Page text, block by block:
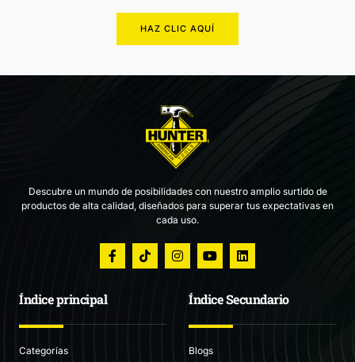
HAZ CLIC AQUÍ
Descubre un mundo de posibilidades con nuestro amplio surtido de
productos de alta calidad, diseñados para superar tus expectativas en
cada uso.
Índice principal
Categorías
Índice Secundario
Blogs